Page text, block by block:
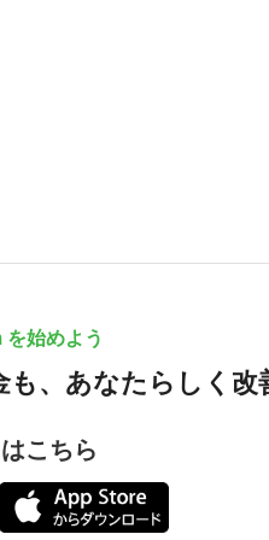
を始めよう
、 あなたらしく改
こちら